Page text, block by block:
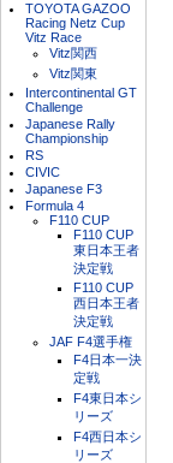
TOYOTA GAZOO
Racing Netz Cup
Vitz Race
Vitz関西
Vitz関東
Intercontinental GT
Challenge
Japanese Rally
Championship
RS
CIVIC
Japanese F3
Formula 4
F110 CUP
F110 CUP
東日本王者
決定戦
F110 CUP
西日本王者
決定戦
JAF F4選手権
F4日本一決
定戦
F4東日本シ
リーズ
F4西日本シ
リーズ